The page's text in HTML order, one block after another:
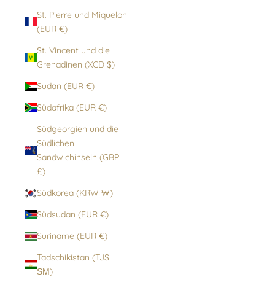
St. Pierre und Miquelon
(EUR €)
St. Vincent und die
Grenadinen (XCD $)
Sudan (EUR €)
Südafrika (EUR €)
Südgeorgien und die
Südlichen
Sandwichinseln (GBP
£)
Südkorea (KRW ₩)
Südsudan (EUR €)
Suriname (EUR €)
Tadschikistan (TJS
ЅМ)